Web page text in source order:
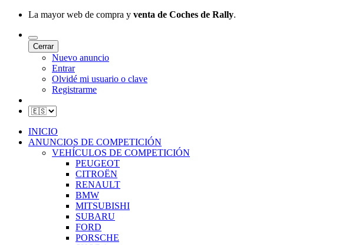
La mayor web de compra y venta de Coches de Rally.
Cerrar
Nuevo anuncio
Entrar
Olvidé mi usuario o clave
Registrarme
INICIO
ANUNCIOS DE COMPETICIÓN
VEHÍCULOS DE COMPETICIÓN
PEUGEOT
CITROËN
RENAULT
BMW
MITSUBISHI
SUBARU
FORD
PORSCHE